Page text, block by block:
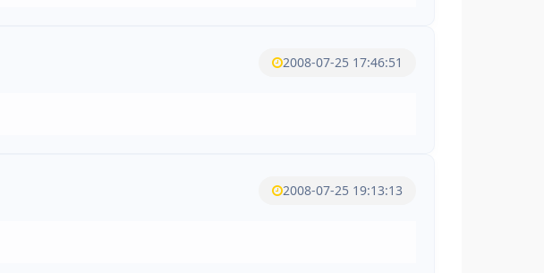
2008-07-25 17:46:51
2008-07-25 19:13:13